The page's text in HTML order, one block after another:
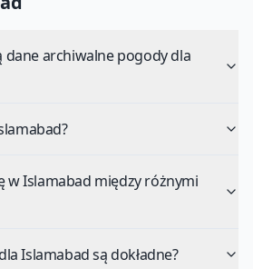
dane archiwalne pogody dla
w Islamabad między różnymi
Islamabad są dokładne?